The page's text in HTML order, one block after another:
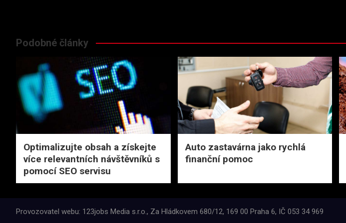
Podobné články
Optimalizujte obsah a získejte
více relevantních návštěvníků s
pomocí SEO servisu
Auto zastavárna jako rychlá
finanční pomoc
Provozovatel webu: 123jobs Media s.r.o., Za Hládkovem 680/12, 169 00 Praha 6, IČ 053 34 969